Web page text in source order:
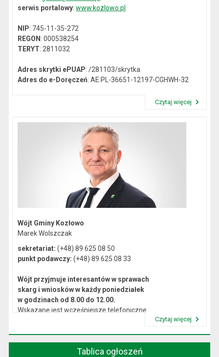
serwis portalowy:www.kozlowo.pl
NIP: 745-11-35-272
REGON: 000538254
TERYT: 2811032
Adres skrytki ePUAP: /281103/skrytka
Adres do e-Doręczeń: AE:PL-36651-12197-CGHWH-32
Czytaj więcej
Wójt Gminy Kozłowo
Marek Wolszczak
sekretariat: (+48) 89 625 08 50
punkt podawczy: (+48) 89 625 08 33
Wójt przyjmuje interesantów w sprawach
skarg i wniosków w każdy poniedziałek
w godzinach od 8.00 do 12.00.
Wskazane jest wcześniejsze telefoniczne
Czytaj więcej
Tablica ogłoszeń